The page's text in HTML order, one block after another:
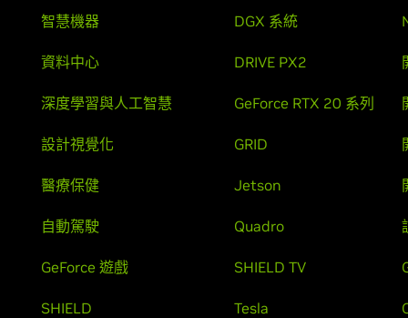
智慧機器
資料中心
深度學習與人工智慧
設計視覺化
醫療保健
自動駕駛
GeForce 遊戲
SHIELD
DGX 系統
DRIVE PX2
GeForce RTX 20 系列
GRID
Jetson
Quadro
SHIELD TV
Tesla